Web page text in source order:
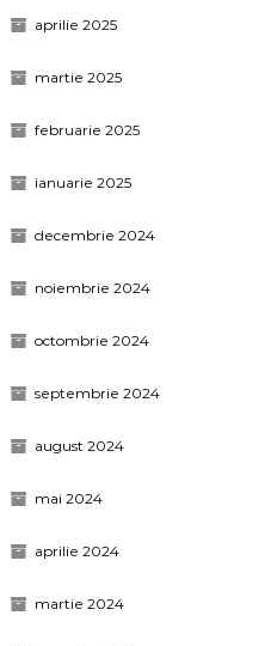
aprilie 2025
martie 2025
februarie 2025
ianuarie 2025
decembrie 2024
noiembrie 2024
octombrie 2024
septembrie 2024
august 2024
mai 2024
aprilie 2024
martie 2024